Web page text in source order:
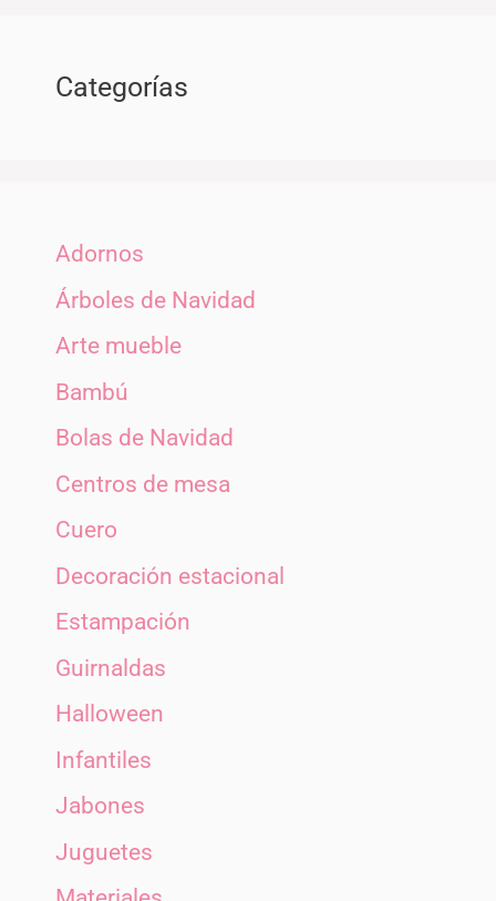
Categorías
Adornos
Árboles de Navidad
Arte mueble
Bambú
Bolas de Navidad
Centros de mesa
Cuero
Decoración estacional
Estampación
Guirnaldas
Halloween
Infantiles
Jabones
Juguetes